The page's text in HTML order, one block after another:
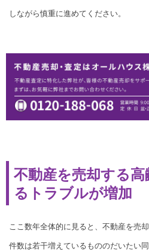
しながら慎重に進めてください。
不動産を売却する
るトラブルが増加
ここ数年全体的に見ると、不動産を売
件数は若干増えているもののだいたい同